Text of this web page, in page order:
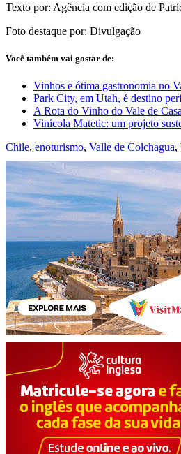
Texto por: Agência com edição de
Foto destaque por: Divulgação
Você também vai gostar de:
Vinhos e ótima gastronomia no
Park City, em Utah, é destino
A Rota do Vinho do Vale de
Vinícola Matetic: um projeto
Chile, enoturismo, Valle de Colchagua,